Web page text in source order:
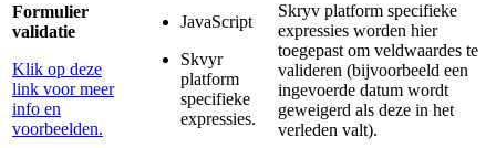
Formulier
validatie
Klik op deze
link voor meer
info en
voorbeelden.
JavaScript
Skvyr
platform
specifieke
expressies.
Skryv platform specifieke
expressies worden hier
toegepast om veldwaardes te
valideren (bijvoorbeeld een
ingevoerde datum wordt
geweigerd als deze in het
verleden valt).